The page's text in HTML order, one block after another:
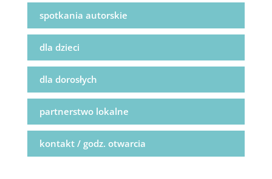
spotkania autorskie
dla dzieci
dla dorosłych
partnerstwo lokalne
kontakt / godz. otwarcia